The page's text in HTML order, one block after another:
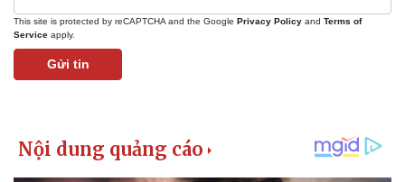
Pháp luật
This site is protected by reCAPTCHA and the Google Privacy Policy and Terms of
Service apply.
Gửi tin